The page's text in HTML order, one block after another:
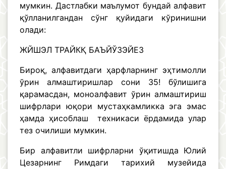
мумкин. Дастлабки маълумот бундай алфавит
қўлланилгандан сўнг қуйидаги кўринишни
олади:
ЖЙШЭЛ ТРАЙКҚ БАЪЙЎЗЭЙЕЗ
Бироқ, алфавитдаги ҳарфларнинг эҳтимолли
ўрин алмаштиришлар сони 35! бўлишига
қарамасдан, моноалфавит ўрин алмаштириш
шифрлари юқори мустаҳкамликка эга эмас
ҳамда ҳисоблаш техникаси ёрдамида улар
тез очилиши мумкин.
Бир алфавитли шифрларни ўқитишда Юлий
Цезарнинг Римдаги тарихий музейида